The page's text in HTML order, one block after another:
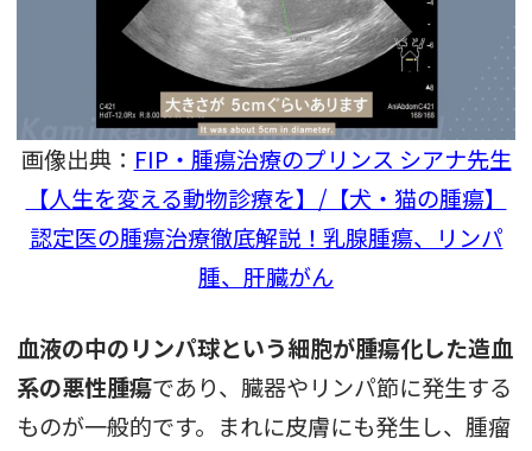
画像出典： FIP・腫瘍治療のプリンス シアナ先生
【人生を変える動物診療を】/【犬・猫の腫瘍】
認定医の腫瘍治療徹底解説！乳腺腫瘍、リンパ
腫、肝臓がん
血液の中のリンパ球という細胞が腫瘍化した造血
系の悪性腫瘍であり、臓器やリンパ節に発生する
ものが一般的です。まれに皮膚にも発生し、腫瘤